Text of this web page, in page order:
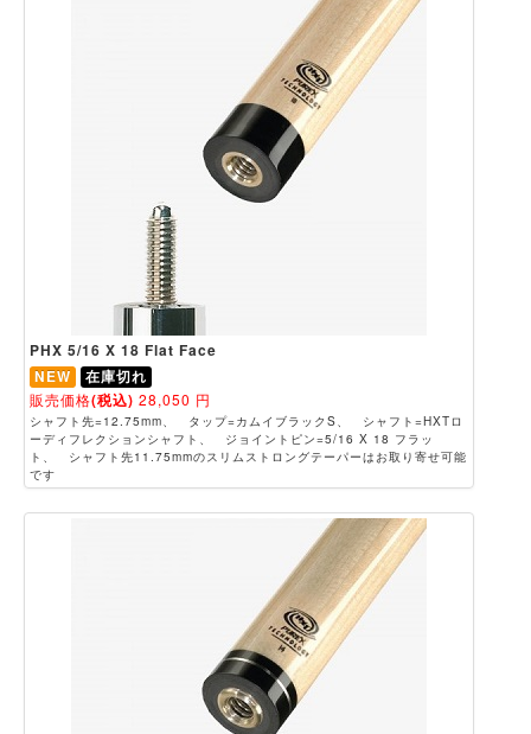
PHX 5/16 X 18 Flat Face
NEW
在庫切れ
販売価格(税込) 28,050 円
シャフト先=12.75mm、 タップ=カムイブラックS、 シャフト=HXTロ
ーディフレクションシャフト、 ジョイントピン=5/16 X 18 フラッ
ト、 シャフト先11.75mmのスリムストロングテーパーはお取り寄せ可能
です